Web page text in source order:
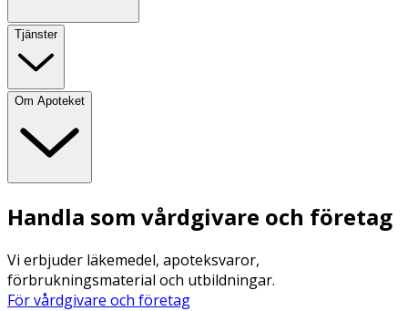
Tjänster
Om Apoteket
Handla som vårdgivare och företag
Vi erbjuder läkemedel, apoteksvaror,
förbrukningsmaterial och utbildningar.
För vårdgivare och företag